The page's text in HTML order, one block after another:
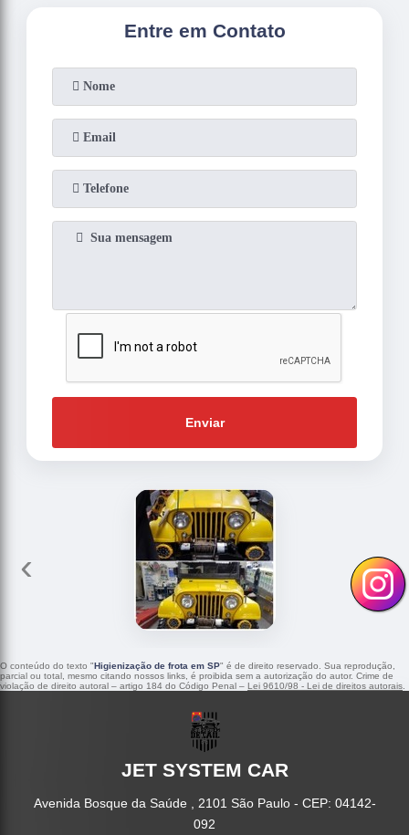
Entre em Contato
Enviar
‹ ›
O conteúdo do texto "Higienização de frota em SP" é de direito reservado. Sua reprodução,
parcial ou total, mesmo citando nossos links, é proibida sem a autorização do autor. Crime de
violação de direito autoral – artigo 184 do Código Penal – Lei 9610/98 - Lei de direitos autorais
JET SYSTEM CAR
Avenida Bosque da Saúde , 2101 São Paulo - CEP: 04142-
092